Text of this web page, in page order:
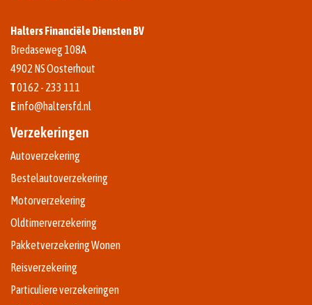
Halters Financiële Diensten BV
Bredaseweg 108A
4902 NSOosterhout
T0162 - 233 111
Einfo@haltersfd.nl
Verzekeringen
Autoverzekering
Bestelautoverzekering
Motorverzekering
Oldtimerverzekering
Pakketverzekering Wonen
Reisverzekering
Particuliere verzekeringen